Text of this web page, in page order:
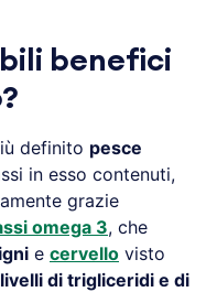
benefici
definito pesce
in esso contenuti,
grazie
omega 3, che
e cervello visto
di trigliceridi e di